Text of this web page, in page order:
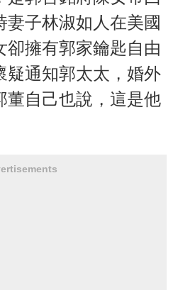
妻子林淑如人在美國
卻擁有郭家鑰匙自由
疑通知郭太太，婚外
董自己也說，這是他